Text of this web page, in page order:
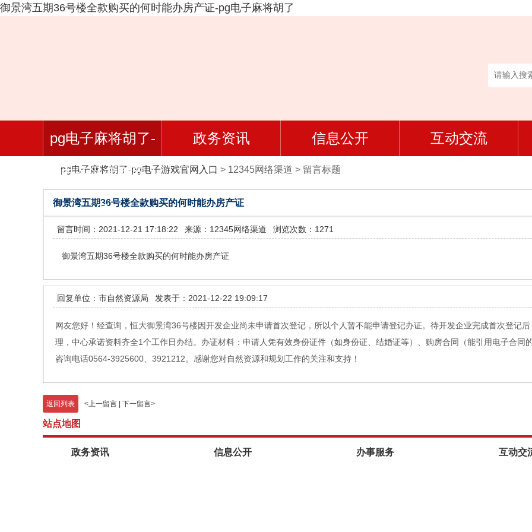
御景湾五期36号楼全款购买的何时能办房产证-pg电子麻将胡了
pg电子麻将胡了-
pg电子游戏官网入
口
政务资讯 信息公开 互动交流
pg电子麻将胡了-pg电子游戏官网入口 > 12345网络渠道 > 留言标题
御景湾五期36号楼全款购买的何时能办房产证
留言时间：2021-12-21 17:18:22 来源：12345网络渠道 浏览次数：1271
御景湾五期36号楼全款购买的何时能办房产证
回复单位：市自然资源局 发表于：2021-12-22 19:09:17
网友您好！经查询，恒大御景湾36号楼因开发企业尚未申请首次登记，所以个人暂不能申请登记办证。待开发企业完成首次登记
理，中心承诺资料齐全1个工作日办结。办证材料：申请人凭有效身份证件（如身份证、结婚证等）、购房合同（能引用电子合
咨询电话0564-3925600、3921212。感谢您对自然资源和规划工作的关注和支持！
返回列表 <上一留言 下一留言>
站点地图
政务资讯 信息公开 办事服务 互动交